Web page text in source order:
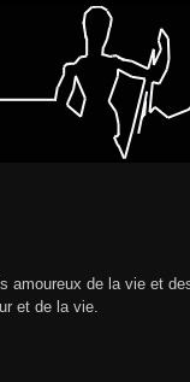
amoureux de la vie et
et de la vie.